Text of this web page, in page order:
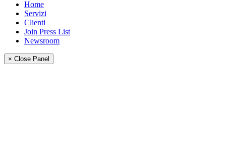
Home
Servizi
Clienti
Join Press List
Newsroom
× Close Panel